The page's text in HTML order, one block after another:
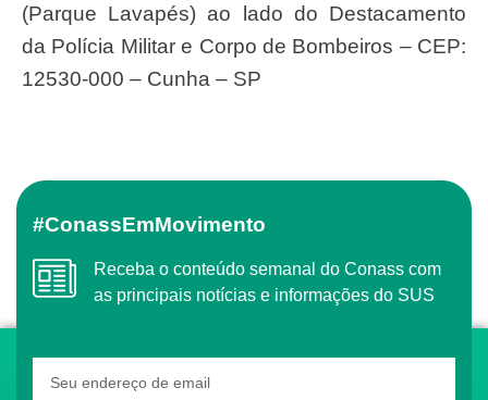
(Parque Lavapés) ao lado do Destacamento
da Polícia Militar e Corpo de Bombeiros – CEP:
12530-000 – Cunha – SP
#ConassEmMovimento
Receba o conteúdo semanal do Conass com
as principais notícias e informações do SUS